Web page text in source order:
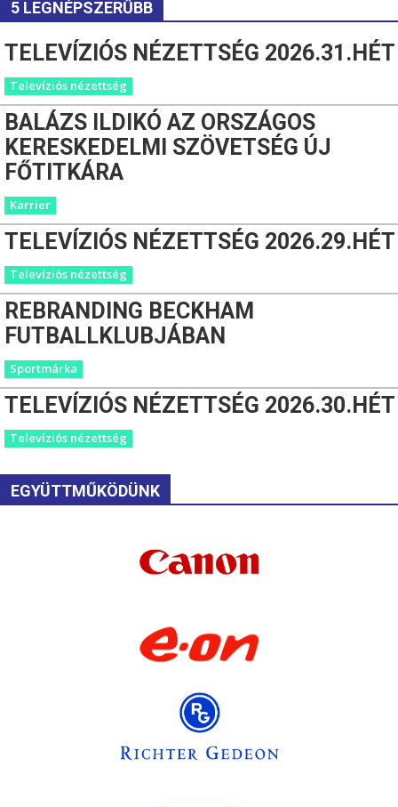
5 LEGNÉPSZERŰBB
TELEVÍZIÓS NÉZETTSÉG 2026.31.HÉT
Televíziós nézettség
BALÁZS ILDIKÓ AZ ORSZÁGOS
KERESKEDELMI SZÖVETSÉG ÚJ
FŐTITKÁRA
Karrier
TELEVÍZIÓS NÉZETTSÉG 2026.29.HÉT
Televíziós nézettség
REBRANDING BECKHAM
FUTBALLKLUBJÁBAN
Sportmárka
TELEVÍZIÓS NÉZETTSÉG 2026.30.HÉT
Televíziós nézettség
EGYÜTTMŰKÖDÜNK